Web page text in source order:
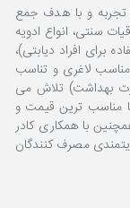
و با هدف جمع
سنتی، انواع ادویه
برای افراد دیابتی)،
مناسب لاغری و تناسب
بهداشت) تلاش می
مناسب ترین قیمت و
با همکاری کادر
مصرف کنندگان